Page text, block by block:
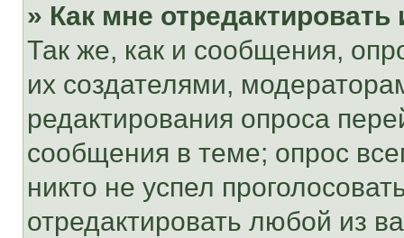
» Как мне
Так же, как и сообщения,
их создателями,
редактирования опроса
сообщения в теме; опрос
никто не успел
отредактировать любой из